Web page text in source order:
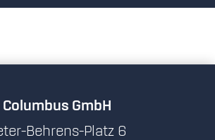
Columbus GmbH
Behrens-Platz 6